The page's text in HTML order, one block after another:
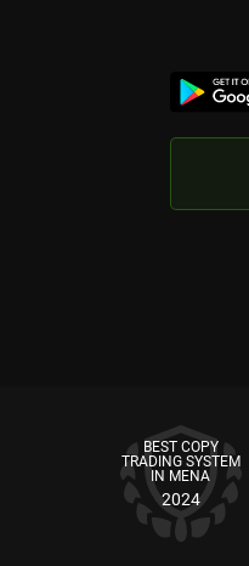
BEST COPY
TRADING SYSTEM
IN MENA
2024